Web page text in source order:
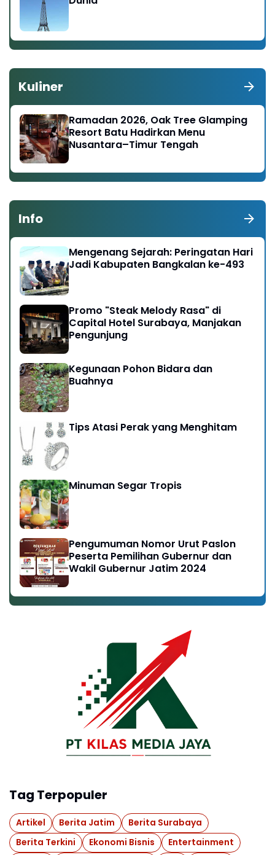
Kuliner
Ramadan 2026, Oak Tree Glamping
Resort Batu Hadirkan Menu
Nusantara–Timur Tengah
Info
Mengenang Sejarah: Peringatan Hari
Jadi Kabupaten Bangkalan ke-493
Promo "Steak Melody Rasa" di
Capital Hotel Surabaya, Manjakan
Pengunjung
Kegunaan Pohon Bidara dan
Buahnya
Tips Atasi Perak yang Menghitam
Minuman Segar Tropis
Pengumuman Nomor Urut Paslon
Peserta Pemilihan Gubernur dan
Wakil Gubernur Jatim 2024
Tag Terpopuler
Artikel Berita Jatim
Berita Surabaya
Berita Terkini
Ekonomi Bisnis
Entertainment